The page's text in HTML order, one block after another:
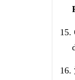
15.
16.